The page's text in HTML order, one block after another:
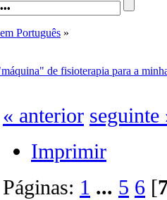
Português »
de fisioterapia para a
« anterior seguinte
Imprimir
Páginas: 1 ... 5 6 [